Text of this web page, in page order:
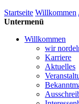
Startseite Willkommen
Untermenü
Willkommen
wir
Karriere
Aktuelles